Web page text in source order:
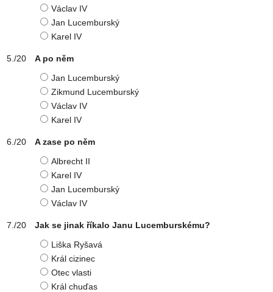
Václav IV
Jan Lucemburský
Karel IV
A po něm
Jan Lucemburský
Zikmund Lucemburský
Václav IV
Karel IV
A zase po něm
Albrecht II
Karel IV
Jan Lucemburský
Václav IV
Jak se jinak říkalo Janu Lucemburskému?
Liška Ryšavá
Král cizinec
Otec vlasti
Král chuďas